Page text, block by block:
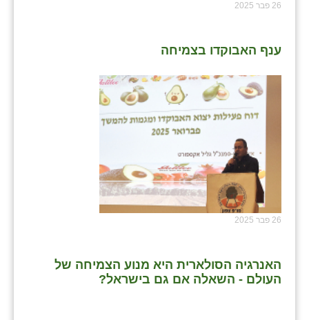
26 פבר 2025
ענף האבוקדו בצמיחה
26 פבר 2025
האנרגיה הסולארית היא מנוע הצמיחה של
העולם - השאלה אם גם בישראל?